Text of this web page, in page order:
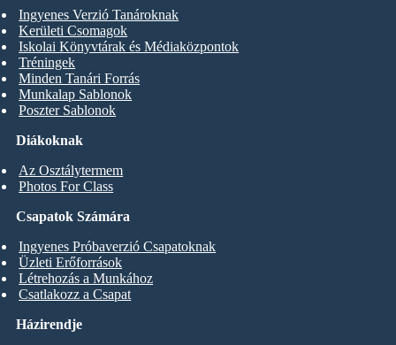
Diákoknak
Az Osztálytermem
Photos For Class
Ingyenes Verzió Tanároknak
Kerületi Csomagok
Iskolai Könyvtárak és Médiaközpontok
Tréningek
Minden Tanári Forrás
Munkalap Sablonok
Poszter Sablonok
Csapatok Számára
Ingyenes Próbaverzió Csapatoknak
Üzleti Erőforrások
Létrehozás a Munkához
Csatlakozz a Csapat
Házirendje